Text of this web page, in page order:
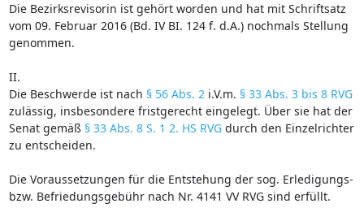
Die Bezirksrevisorin ist gehört worden und hat mit Schriftsatz
vom 09. Februar 2016 (Bd. IV BI. 124 f. d.A.) nochmals Stellung
genommen.
II.
Die Beschwerde ist nach § 56 Abs. 2 i.V.m. § 33 Abs. 3 bis 8 RVG
zulässig, insbesondere fristgerecht eingelegt. Über sie hat der
Senat gemäß § 33 Abs. 8 S. 1 2. HS RVGdurch den Einzelrichter
zu entscheiden.
Die Voraussetzungen für die Entstehung der sog. Erledigungs-
bzw. Befriedungsgebühr nach Nr. 4141 VV RVG sind erfüllt.